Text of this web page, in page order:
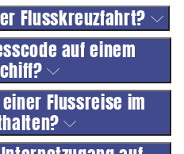
Flusskreuzfahrt?
auf einem
Flussreise im